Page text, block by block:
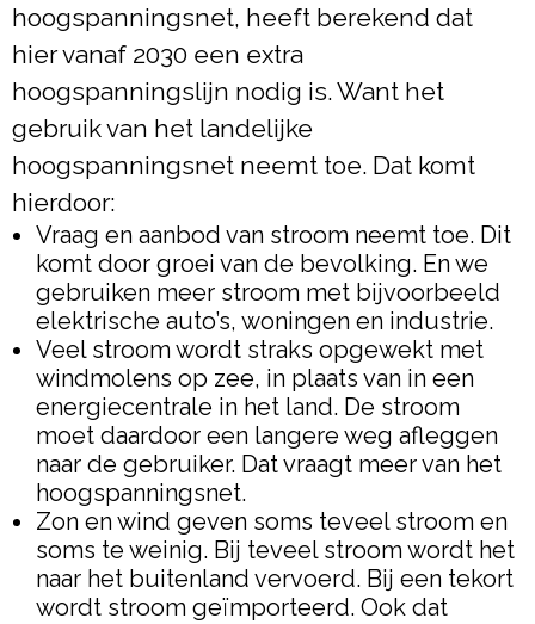
hoogspanningsnet, heeft berekend dat
hier vanaf 2030 een extra
hoogspanningslijn nodig is. Want het
gebruik van het landelijke
hoogspanningsnet neemt toe. Dat komt
hierdoor:
Vraag en aanbod van stroom neemt toe. Dit
komt door groei van de bevolking. En we
gebruiken meer stroom met bijvoorbeeld
elektrische auto’s, woningen en industrie.
Veel stroom wordt straks opgewekt met
windmolens op zee, in plaats van in een
energiecentrale in het land. De stroom
moet daardoor een langere weg afleggen
naar de gebruiker. Dat vraagt meer van het
hoogspanningsnet.
Zon en wind geven soms teveel stroom en
soms te weinig. Bij teveel stroom wordt het
naar het buitenland vervoerd. Bij een tekort
wordt stroom geïmporteerd. Ook dat